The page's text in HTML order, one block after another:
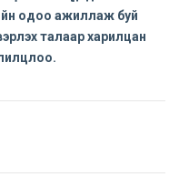
одоо ажиллаж буй
талаар харилцан